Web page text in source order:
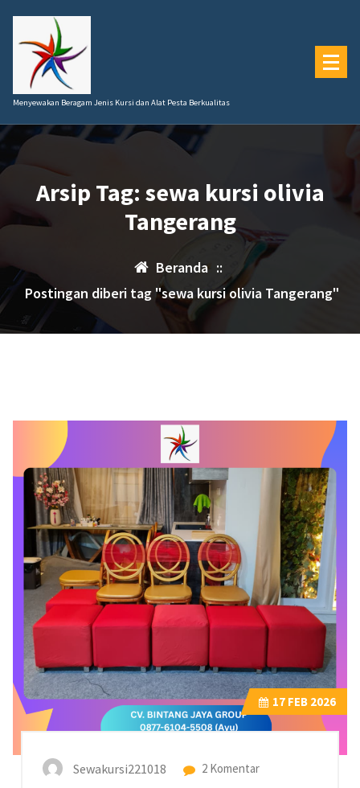
konten
Menyewakan Beragam Jenis Kursi dan Alat Pesta Berkualitas
Arsip Tag: sewa kursi olivia
Tangerang
Beranda ::
Postingan diberi tag "sewa kursi olivia Tangerang"
17 FEB 2026
Sewakursi221018 2 Komentar